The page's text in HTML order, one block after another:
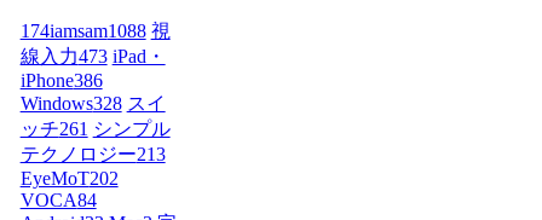
174iamsam1088 視
線入力473 iPad・
iPhone386
Windows328 スイ
ッチ261 シンプル
テクノロジー213
EyeMoT202
VOCA84